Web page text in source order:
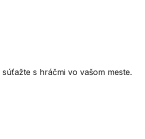
s hráčmi vo vašom meste.